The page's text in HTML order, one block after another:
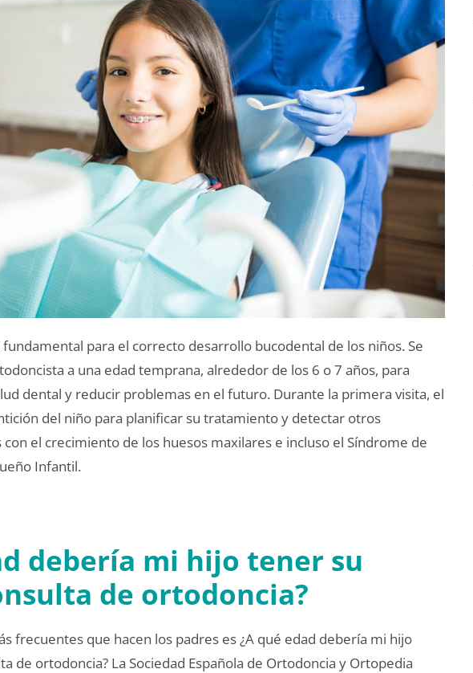
para el correcto desarrollo bucodental de los niños. Se
a una edad temprana, alrededor de los 6 o 7 años, para
dental y reducir problemas en el futuro. Durante la primera visita, el
del niño para planificar su tratamiento y detectar otros
el crecimiento de los huesos maxilares e incluso el Síndrome de
Infantil.
debería mi hijo tener su
de ortodoncia?
frecuentes que hacen los padres es ¿A qué edad debería mi hijo
de ortodoncia? La Sociedad Española de Ortodoncia y Ortopedia